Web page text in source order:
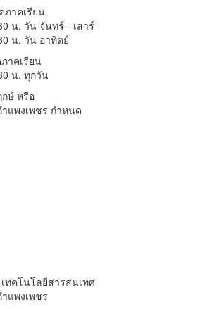
ภาคเรียน
น. วัน จันทร์ - เสาร์
น. วัน อาทิตย์
าคเรียน
น. ทุกวัน
ษ์ หรือ
แพงเพชร กำหนด
ทคโนโลยีสารสนเทศ
แพงเพชร